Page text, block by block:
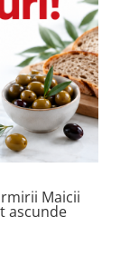
Maicii
ascunde